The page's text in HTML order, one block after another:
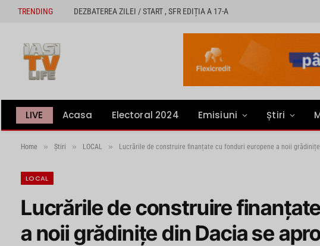
TRENDING DEZBATEREA ZILEI / START , SFR EDIȚIA A 17-A
LIVE Acasa Electoral 2024 Emisiuni Știri
Home » Știri » LOCAL » Lucrările de construire finanțate cu fonduri europene a noii
LOCAL
Lucrările de construire
a noii grădinițe din Dacia se